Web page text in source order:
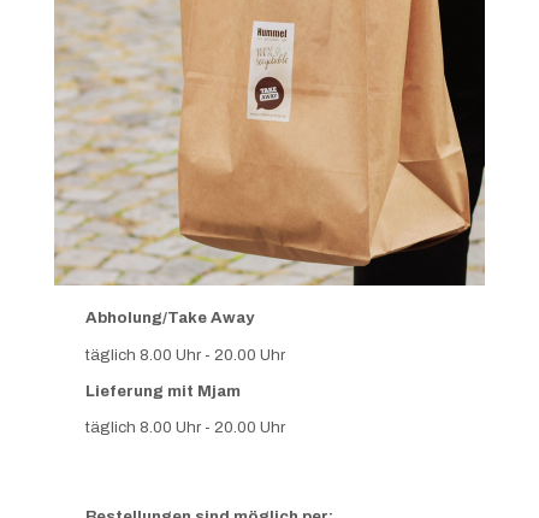
Abholung/Take Away
täglich 8.00 Uhr - 20.00 Uhr
Lieferung mit Mjam
täglich 8.00 Uhr - 20.00 Uhr